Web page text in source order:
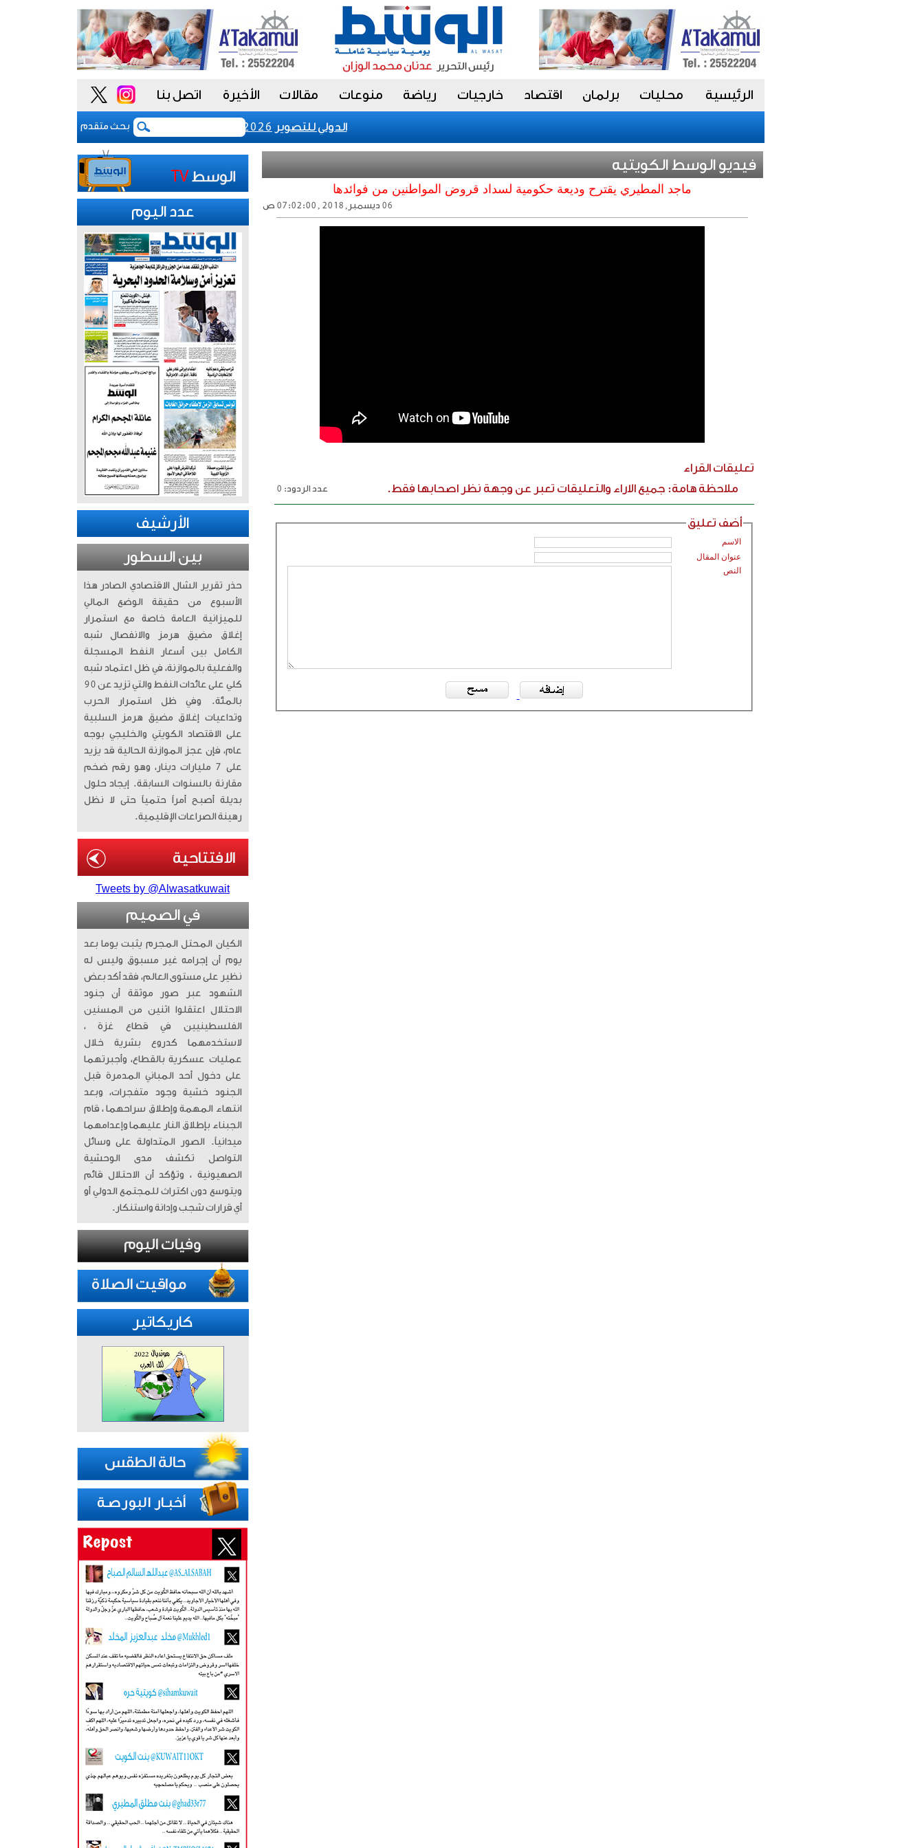
الرئيسية محليات برلمان اقتصاد خارجيات رياضة منوعات مقالات الأخيرة اتصل بنا
بحث متقدم الكويت تحقق إنجازا عالميا في بينالي fiap الدولي للتصوير 2026 بالبرازيل رفع رسوم تسجيل شركات نظم
فيديو الوسط الكويتيه
ماجد المطيري يقترح وديعة حكومية لسداد قروض المواطنين من فوائدها
06 ديسمبر, 2018 , 07:02:00 ص
تعليقات القراء
ملاحظة هامة: جميع الاراء والتعليقات تعبر عن وجهة نظر اصحابها فقط.
عدد الردود: 0
أضف تعليق
الاسم
عنوان المقال
النص
عدد اليوم
الأرشيف
بين السطور
حذر تقرير الشال الاقتصادي الصادر هذا
الأسبوع من حقيقة الوضع المالي
للميزانية العامة خاصة مع استمرار
إغلاق مضيق هرمز والانفصال شبه
الكامل بين أسعار النفط المسجلة
والفعلية بالموازنة، في ظل اعتماد شبه
كلي على عائدات النفط والتي تزيد عن 90
بالمئة. وفي ظل استمرار الحرب
وتداعيات إغلاق مضيق هرمز السلبية
على الاقتصاد الكويتي والخليجي بوجه
عام، فإن عجز الموازنة الحالية قد يزيد
على 7 مليارات دينار، وهو رقم ضخم
مقارنة بالسنوات السابقة. إيجاد حلول
بديلة أصبح أمراً حتمياً حتى لا نظل
رهينة الصراعات الإقليمية.
Tweets by @Alwasatkuwait
في الصميم
الكيان المحتل المجرم يثبت يوما بعد
يوم أن إجرامه غير مسبوق وليس له
نظير على مستوى العالم، فقد أكد بعض
الشهود عبر صور موثقة أن جنود
الاحتلال اعتقلوا اثنين من المسنين
الفلسطينيين في قطاع غزة ،
لاستخدمهما كدروع بشرية خلال
عمليات عسكرية بالقطاع، وأجبرتهما
على دخول أحد المباني المدمرة قبل
الجنود خشية وجود متفجرات، وبعد
انتهاء المهمة وإطلاق سراحهما ، قام
الجبناء بإطلاق النار عليهما وإعدامهما
ميدانياً. الصور المتداولة على وسائل
التواصل تكشف مدى الوحشية
الصهيونية ، وتؤكد أن الاحتلال قائم
ويتوسع دون اكتراث للمجتمع الدولي أو
أي قرارات شجب وإدانة واستنكار.
كاريكاتير